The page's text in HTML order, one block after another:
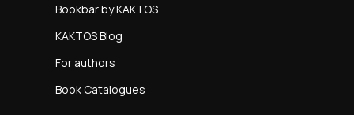
Bookbar by KAKTOS
KAKTOS Blog
For authors
Book Catalogues